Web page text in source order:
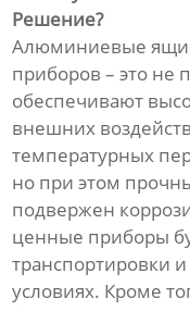
Решение?
Алюминиевые
приборов – это не
обеспечивают
внешних
температурных
но при этом
подвержен
ценные приборы
транспортировки
условиях. Кроме